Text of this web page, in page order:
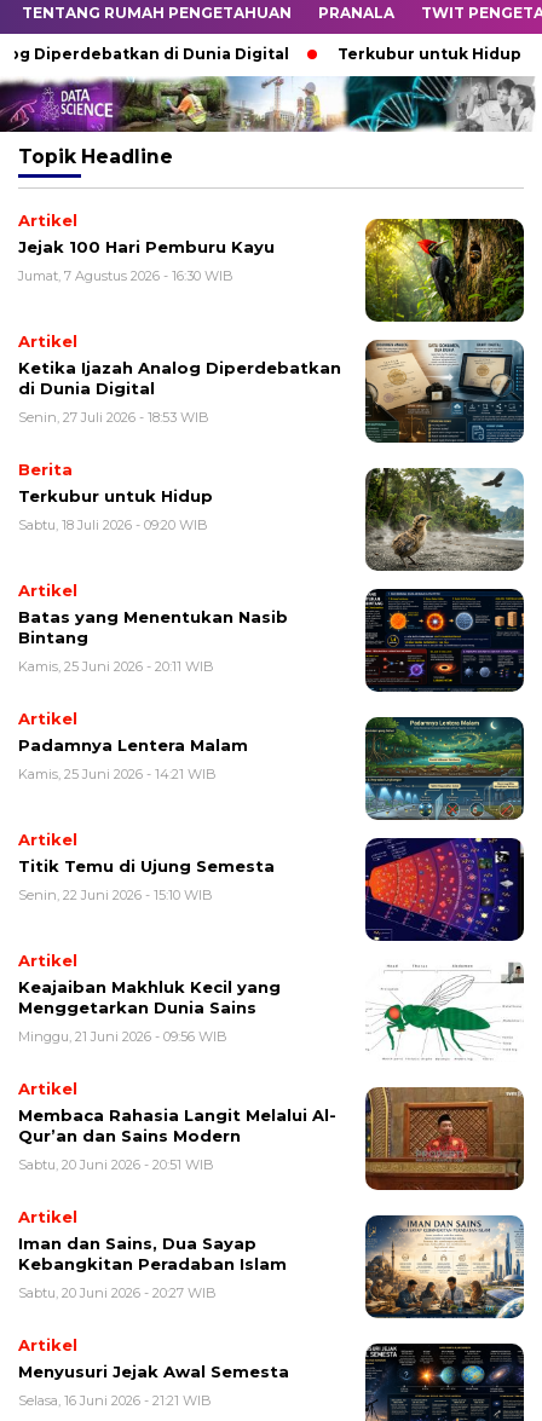
TENTANG RUMAH PENGETAHUAN PRANALA TWIT
Diperdebatkan di Dunia Digital Terkubur untuk Hidup
Topik Headline
Artikel
Jejak 100 Hari Pemburu Kayu
Jumat, 7 Agustus 2026 - 16:30 WIB
Artikel
Ketika Ijazah Analog Diperdebatkan
di Dunia Digital
Senin, 27 Juli 2026 - 18:53 WIB
Berita
Terkubur untuk Hidup
Sabtu, 18 Juli 2026 - 09:20 WIB
Artikel
Batas yang Menentukan Nasib
Bintang
Kamis, 25 Juni 2026 - 20:11 WIB
Artikel
Padamnya Lentera Malam
Kamis, 25 Juni 2026 - 14:21 WIB
Artikel
Titik Temu di Ujung Semesta
Senin, 22 Juni 2026 - 15:10 WIB
Artikel
Keajaiban Makhluk Kecil yang
Menggetarkan Dunia Sains
Minggu, 21 Juni 2026 - 09:56 WIB
Artikel
Membaca Rahasia Langit Melalui Al-
Qur’an dan Sains Modern
Sabtu, 20 Juni 2026 - 20:51 WIB
Artikel
Iman dan Sains, Dua Sayap
Kebangkitan Peradaban Islam
Sabtu, 20 Juni 2026 - 20:27 WIB
Artikel
Menyusuri Jejak Awal Semesta
Selasa, 16 Juni 2026 - 21:21 WIB